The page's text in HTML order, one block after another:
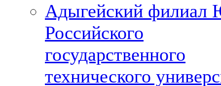
Адыгейский
Российского
государственного
технического